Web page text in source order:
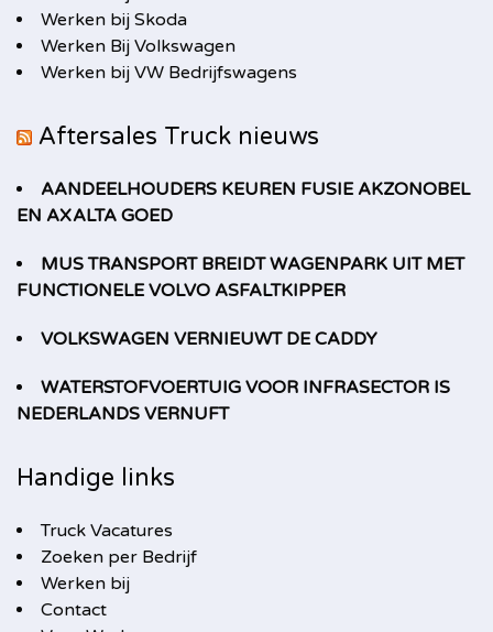
Werken bij Skoda
Werken Bij Volkswagen
Werken bij VW Bedrijfswagens
Aftersales Truck nieuws
AANDEELHOUDERS KEUREN FUSIE AKZONOBEL
EN AXALTA GOED
MUS TRANSPORT BREIDT WAGENPARK UIT MET
FUNCTIONELE VOLVO ASFALTKIPPER
VOLKSWAGEN VERNIEUWT DE CADDY
WATERSTOFVOERTUIG VOOR INFRASECTOR IS
NEDERLANDS VERNUFT
Handige links
Truck Vacatures
Zoeken per Bedrijf
Werken bij
Contact